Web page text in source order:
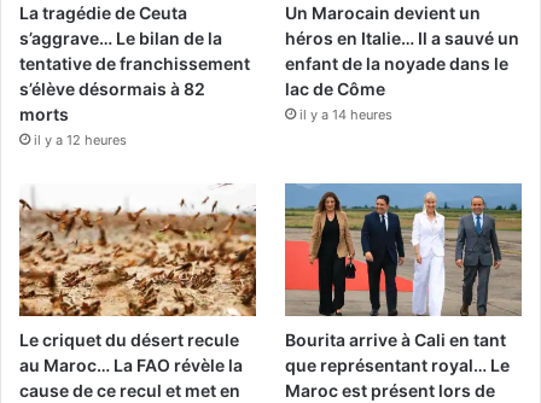
La tragédie de Ceuta
s’aggrave… Le bilan de la
tentative de franchissement
s’élève désormais à 82
morts
il y a 12 heures
Un Marocain devient un
héros en Italie… Il a sauvé un
enfant de la noyade dans le
lac de Côme
il y a 14 heures
Le criquet du désert recule
au Maroc… La FAO révèle la
cause de ce recul et met en
Bourita arrive à Cali en tant
que représentant royal… Le
Maroc est présent lors de